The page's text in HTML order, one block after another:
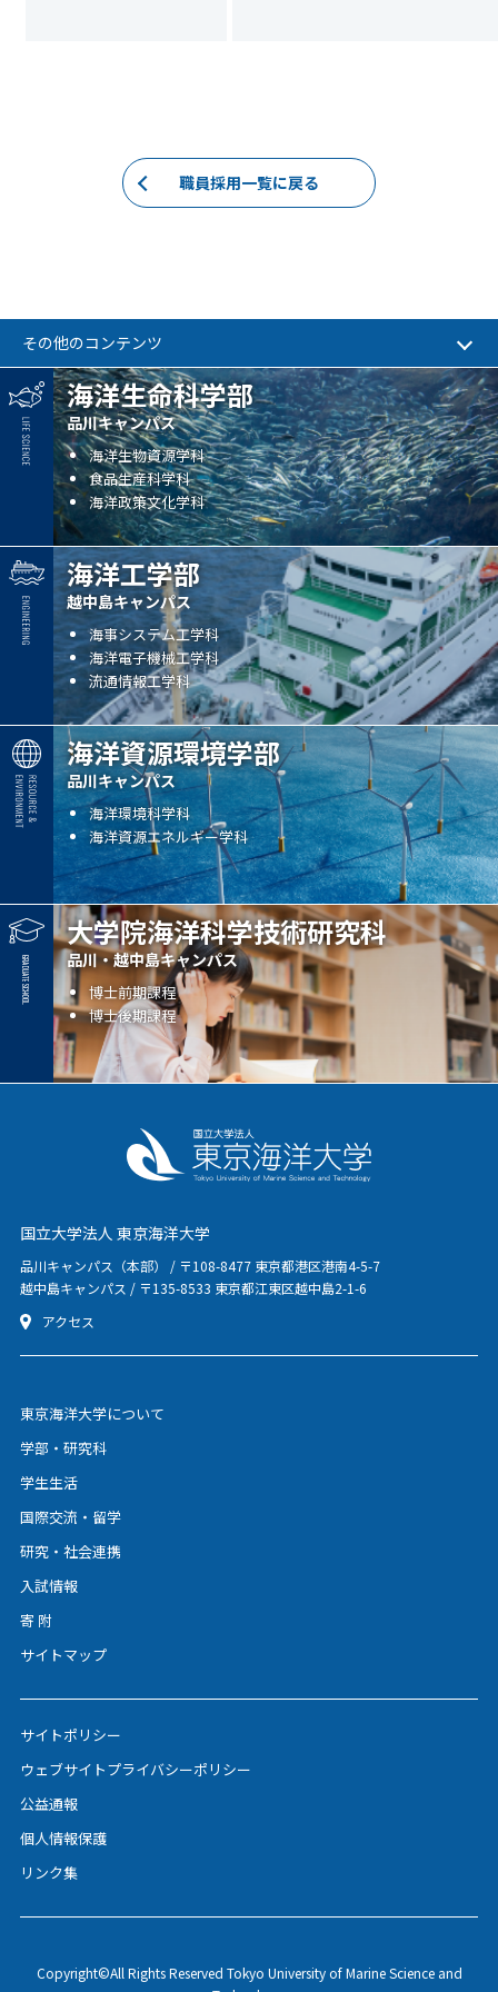
職員採用一覧に戻る
その他のコンテンツ
海洋生命科学部
品川キャンパス
海洋生物資源学科
食品生産科学科
海洋政策文化学科
海洋工学部
越中島キャンパス
海事システム工学科
海洋電子機械工学科
流通情報工学科
海洋資源環境学部
品川キャンパス
海洋環境科学科
海洋資源エネルギー学科
大学院海洋科学技術研究科
品川・越中島キャンパス
博士前期課程
博士後期課程
国立大学法人 東京海洋大学
品川キャンパス（本部） / 〒108-8477 東京都港区港南4-5-7
越中島キャンパス / 〒135-8533 東京都江東区越中島2-1-6
アクセス
東京海洋大学について
学部・研究科
学生生活
国際交流・留学
研究・社会連携
入試情報
寄 附
サイトマップ
サイトポリシー
ウェブサイトプライバシーポリシー
公益通報
個人情報保護
リンク集
Copyright©All Rights Reserved Tokyo University of Marine Science and